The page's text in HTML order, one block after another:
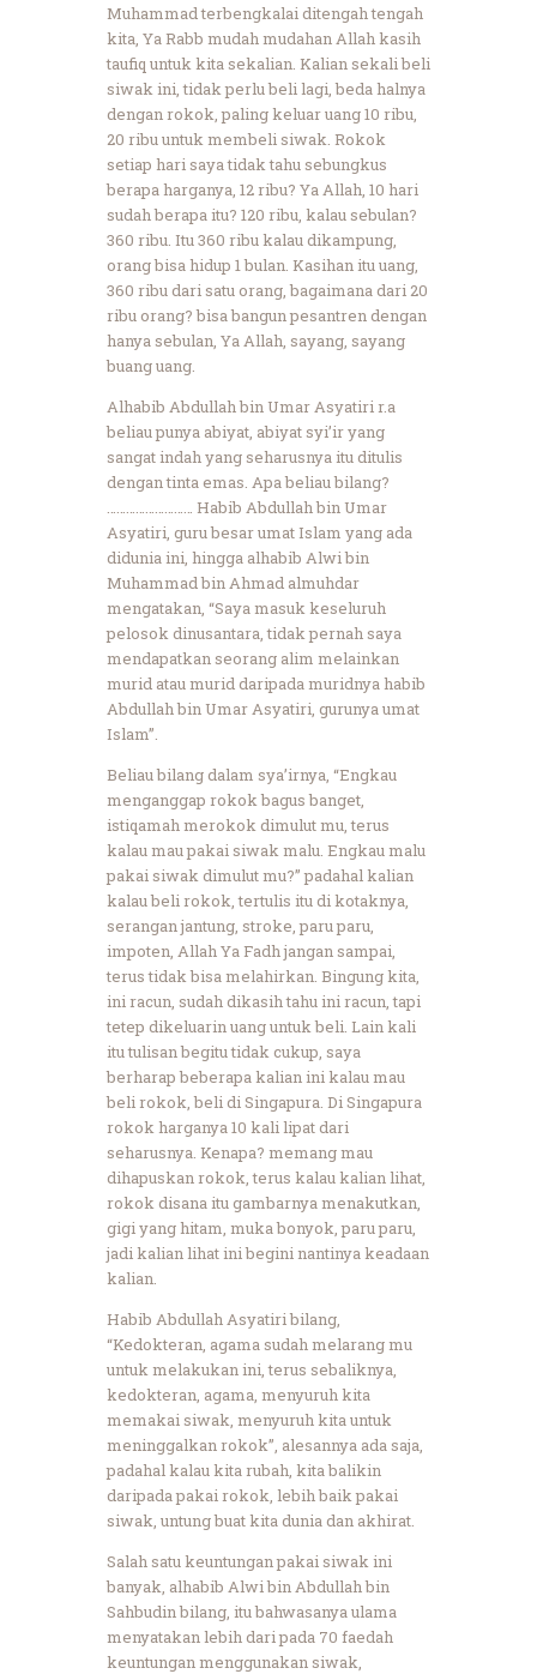
Muhammad terbengkalai ditengah tengah
kita, Ya Rabb mudah mudahan Allah kasih
taufiq untuk kita sekalian. Kalian sekali beli
siwak ini, tidak perlu beli lagi, beda halnya
dengan rokok, paling keluar uang 10 ribu,
20 ribu untuk membeli siwak. Rokok
setiap hari saya tidak tahu sebungkus
berapa harganya, 12 ribu? Ya Allah, 10 hari
sudah berapa itu? 120 ribu, kalau sebulan?
360 ribu. Itu 360 ribu kalau dikampung,
orang bisa hidup 1 bulan. Kasihan itu uang,
360 ribu dari satu orang, bagaimana dari 20
ribu orang? bisa bangun pesantren dengan
hanya sebulan, Ya Allah, sayang, sayang
buang uang.
Alhabib Abdullah bin Umar Asyatiri r.a
beliau punya abiyat, abiyat syi’ir yang
sangat indah yang seharusnya itu ditulis
dengan tinta emas. Apa beliau bilang?
……………………… Habib Abdullah bin Umar
Asyatiri, guru besar umat Islam yang ada
didunia ini, hingga alhabib Alwi bin
Muhammad bin Ahmad almuhdar
mengatakan, “Saya masuk keseluruh
pelosok dinusantara, tidak pernah saya
mendapatkan seorang alim melainkan
murid atau murid daripada muridnya habib
Abdullah bin Umar Asyatiri, gurunya umat
Islam”.
Beliau bilang dalam sya’irnya, “Engkau
menganggap rokok bagus banget,
istiqamah merokok dimulut mu, terus
kalau mau pakai siwak malu. Engkau malu
pakai siwak dimulut mu?” padahal kalian
kalau beli rokok, tertulis itu di kotaknya,
serangan jantung, stroke, paru paru,
impoten, Allah Ya Fadh jangan sampai,
terus tidak bisa melahirkan. Bingung kita,
ini racun, sudah dikasih tahu ini racun, tapi
tetep dikeluarin uang untuk beli. Lain kali
itu tulisan begitu tidak cukup, saya
berharap beberapa kalian ini kalau mau
beli rokok, beli di Singapura. Di Singapura
rokok harganya 10 kali lipat dari
seharusnya. Kenapa? memang mau
dihapuskan rokok, terus kalau kalian lihat,
rokok disana itu gambarnya menakutkan,
gigi yang hitam, muka bonyok, paru paru,
jadi kalian lihat ini begini nantinya keadaan
kalian.
Habib Abdullah Asyatiri bilang,
“Kedokteran, agama sudah melarang mu
untuk melakukan ini, terus sebaliknya,
kedokteran, agama, menyuruh kita
memakai siwak, menyuruh kita untuk
meninggalkan rokok”, alesannya ada saja,
padahal kalau kita rubah, kita balikin
daripada pakai rokok, lebih baik pakai
siwak, untung buat kita dunia dan akhirat.
Salah satu keuntungan pakai siwak ini
banyak, alhabib Alwi bin Abdullah bin
Sahbudin bilang, itu bahwasanya ulama
menyatakan lebih dari pada 70 faedah
keuntungan menggunakan siwak,